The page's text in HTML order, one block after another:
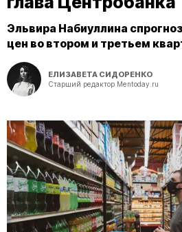
Эльвира Набиуллина
цен во втором и третьем
ЕЛИЗАВЕТА СИДОРЕНКО
Старший редактор Mentoday.ru